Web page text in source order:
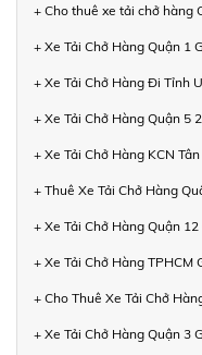
+ Cho thuê xe tải chở hàng
+ Xe Tải Chở Hàng Quận 1
+ Xe Tải Chở Hàng Đi Tỉnh
+ Xe Tải Chở Hàng Quận 5
+ Xe Tải Chở Hàng KCN
+ Thuê Xe Tải Chở Hàng
+ Xe Tải Chở Hàng Quận
+ Xe Tải Chở Hàng TPHCM
+ Cho Thuê Xe Tải Chở
+ Xe Tải Chở Hàng Quận 3